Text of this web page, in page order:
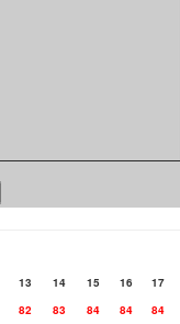
13 14 15 16 17
82 83 84 84 84